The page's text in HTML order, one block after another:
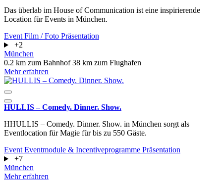
Das überlab im House of Communication ist eine inspirierende
Location für Events in München.
Event Film / Foto Präsentation
+2
München
0.2 km zum Bahnhof38 km zum Flughafen
Mehr erfahren
HULLIS – Comedy. Dinner. Show.
HHULLIS – Comedy. Dinner. Show. in München sorgt als
Eventlocation für Magie für bis zu 550 Gäste.
Event Eventmodule & Incentiveprogramme Präsentation
+7
München
Mehr erfahren